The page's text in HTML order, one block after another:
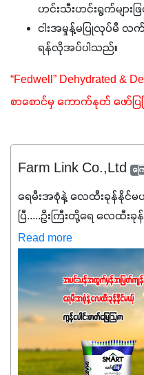
ဟင်းသီးဟင်းရွက်များဖြ
ငါးအမှုန့်မပြုလုပ်မီ လ
ရန်လိုအပ်ပါသည်။
“Fedwell” Dehydrated
စာစောင်မှ ကောက်နုတ် ဖော်ပြခ
Farm Link Co.,Ltd ကြ
ရေမီးအစုံနဲ့ လေထီးခုန်နိုင်မ
ပြီ.....ဦးကြီးတို့ရေ ‌လေထီ
သေးရင်တော့ ဒီစာလေးကို
အပင်တိုင်းအတွက် အဓိကအာဟ
အက်စစ်တို့ အချိုးကျ ပေါင်
ဓာတ်မြေဩဇာဖြစ်ပါတယ်။
ကတော့ နိုက်ထရိုဂျင် 19%
မှုကို အားပေးကာ သီးနှံပင်မ
ပြီး အစာချက်လုပ်မှုအားက
ကြီးထွားမှုကို တိုးမြင့်စေက
Read more